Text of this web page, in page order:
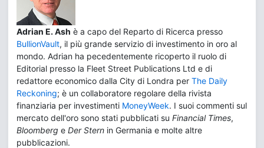
Adrian E. Ash è a capo del Reparto di Ricerca presso
BullionVault, il più grande servizio di investimento in oro al
mondo. Adrian ha pecedentemente ricoperto il ruolo di
Editorial presso la Fleet Street Publications Ltd e di
redattore economico dalla City di Londra per The Daily
Reckoning; è un collaboratore regolare della rivista
finanziaria per investimenti MoneyWeek. I suoi commenti sul
mercato dell'oro sono stati pubblicati su Financial Times,
Bloomberg e Der Stern in Germania e molte altre
pubblicazioni.